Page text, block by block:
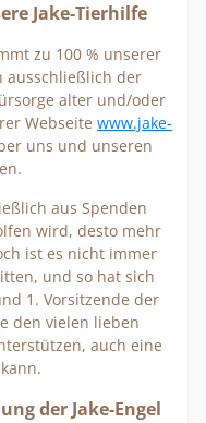
Jake-Tierhilfe
zu 100 % unserer
ausschließlich der
alter und/oder
Webseite www.jake-
uns und unseren
aus Spenden
wird, desto mehr
ist es nicht immer
und so hat sich
1. Vorsitzende der
den vielen lieben
auch eine
der Jake-Engel